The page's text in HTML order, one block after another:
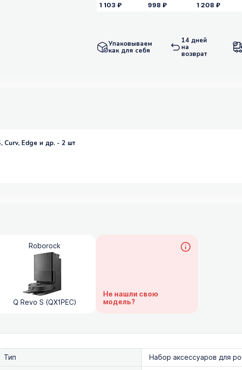
1 103 ₽ 998 ₽ 1 208 ₽
Упаковываем
как для себя
14 дней
на
возврат
Curv, Edge и др. - 2 шт
Roborock
Q Revo S (QX1PEC)
Не нашли свою
модель?
Тип
Набор аксессуаров для